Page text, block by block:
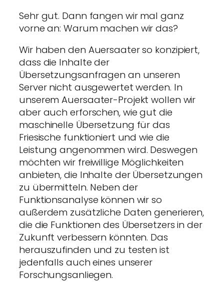
Sehr gut. Dann fangen wir mal ganz
vorne an: Warum machen wir das?
Wir haben den Auersaater so konzipiert,
dass die Inhalte der
Übersetzungsanfragen an unseren
Server nicht ausgewertet werden. In
unserem Auersaater-Projekt wollen wir
aber auch erforschen, wie gut die
maschinelle Übersetzung für das
Friesische funktioniert und wie die
Leistung angenommen wird. Deswegen
möchten wir freiwillige Möglichkeiten
anbieten, die Inhalte der Übersetzungen
zu übermitteln. Neben der
Funktionsanalyse können wir so
außerdem zusätzliche Daten generieren,
die die Funktionen des Übersetzers in der
Zukunft verbessern könnten. Das
herauszufinden und zu testen ist
jedenfalls auch eines unserer
Forschungsanliegen.